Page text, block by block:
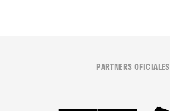
PARTNERS OFICIALES